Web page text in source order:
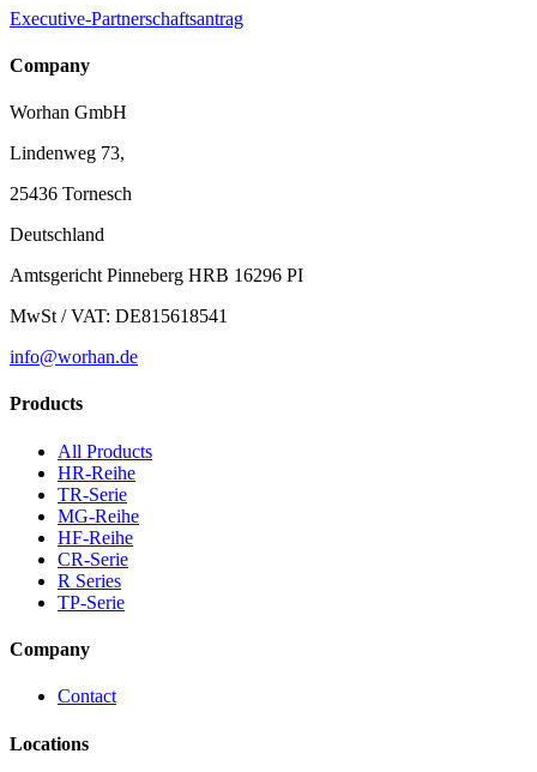
Executive-Partnerschaftsantrag
Company
Worhan GmbH
Lindenweg 73,
25436 Tornesch
Deutschland
Amtsgericht Pinneberg HRB 16296 PI
MwSt / VAT: DE815618541
info@worhan.de
Products
All Products
HR-Reihe
TR-Serie
MG-Reihe
HF-Reihe
CR-Serie
R Series
TP-Serie
Company
Contact
Locations